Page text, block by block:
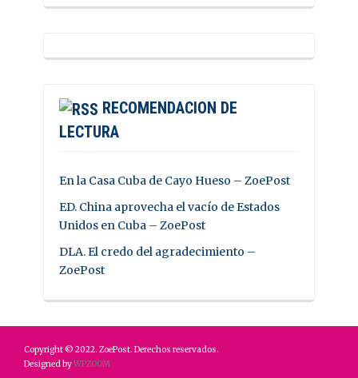
RECOMENDACION DE
LECTURA
En la Casa Cuba de Cayo Hueso – ZoePost
ED. China aprovecha el vacío de Estados
Unidos en Cuba – ZoePost
DLA. El credo del agradecimiento –
ZoePost
Copyright © 2022. ZoePost. Derechos reservados.
Designed byWPZOOM